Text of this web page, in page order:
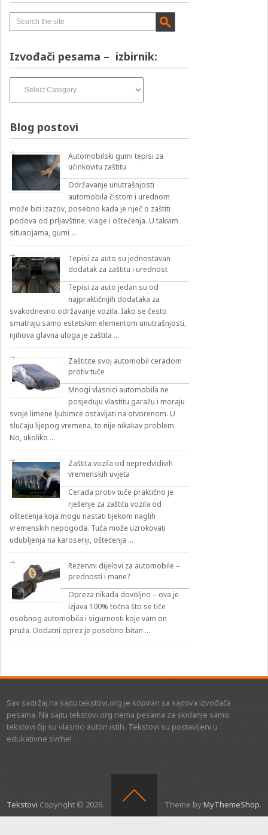
Izvođači pesama – izbirnik:
pesama
Blog postovi
Automobilski gumi tepisi za
učinkovitu zaštitu
Održavanje unutrašnjosti
automobila čistom i urednom
može biti izazov, posebno kada je riječ o zaštiti
podova od prljavštine, vlage i oštećenja. U takvim
situacijama, gumi …
Tepisi za auto su jednostavan
dodatak za zaštitu i urednost
Tepisi za auto jedan su od
najpraktičnijih dodataka za
svakodnevno održavanje vozila. Iako se često
smatraju samo estetskim elementom unutrašnjosti,
njihova glavna uloga je zaštita …
Zaštitite svoj automobil ceradom
protiv tuče
Mnogi vlasnici automobila ne
posjeduju vlastitu garažu i moraju
svoje limene ljubimce ostavljati na otvorenom. U
slučaju lijepog vremena, to nije nikakav problem.
No, ukoliko …
Zaštita vozila od nepredvidivih
vremenskih uvjeta
Cerada protiv tuče praktično je
rješenje za zaštitu vozila od
oštećenja koja mogu nastati tijekom naglih
vremenskih nepogoda. Tuča može uzrokovati
udubljenja na karoseriji, oštećenja …
Rezervni dijelovi za automobile –
prednosti i mane?
Opreza nikada dovoljno – ova je
izjava 100% točna što se tiče
osobnog automobila i sigurnosti koje vam on
pruža. Dodatni oprez je posebno bitan …
Sav sadržaj na sajtu tekstovi.org je kopiran sa sajtova izvođača
pesama. Na sajtu tekstovi.org nema pesama za skidanje samo
tekstovi čiji su vlasnici autori istih. Tekstovi su postavljeni u
edukativne svrhe!
Tekstovi Copyright © 2026. Theme byMyThemeShop.